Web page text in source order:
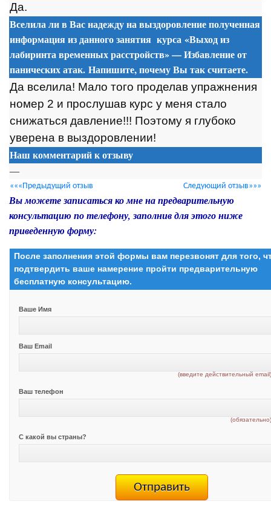
Да.
Вселила ли в Вас надежду на выздоровление полученная
информация из данного занятия курса «Выход из
лабиринта временных расстройств» — Избавление от
панических атак. Напишите, почему Вы так считаете.
Да вселила! Мало того проделав упражнения
номер 2 и прослушав курс у меня стало
снижаться давление!!! Поэтому я глубоко
уверена в выздоровлении!
Наш комментарий к отзыву
—
«««Предыдущий отзыв Следующий отзыв»»»
Вы можете записаться ко мне на предварительную
консультацию по телефону, заполнив для этого ниже
приведенную форму:
После заполнения этой формы вам перезвонят для того,
подтвердить ваше намерение пройти предварительную
бесплатную консультацию.
Ваше Имя
Ваш Email
(введите действительный
Ваш телефон
С какой вы страны?